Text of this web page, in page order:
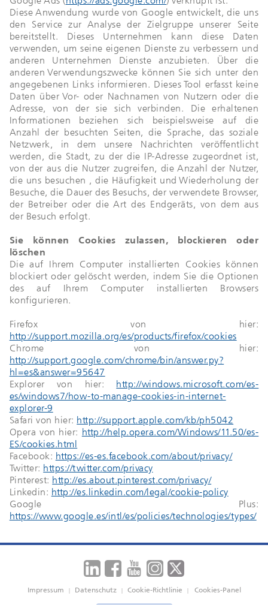
Diese Anwendung wurde von Google entwickelt, die uns
den Service zur Analyse der Zielgruppe unserer Seite
bereitstellt. Dieses Unternehmen kann diese Daten
verwenden, um seine eigenen Dienste zu verbessern und
anderen Unternehmen Dienste anzubieten. Über die
anderen Verwendungszwecke können Sie sich unter den
angegebenen Links informieren. Dieses Tool erfasst keine
Daten über Vor- oder Nachnamen von Nutzern oder die
Adresse, von der sie sich verbinden. Die erhaltenen
Informationen beziehen sich beispielsweise auf die
Anzahl der besuchten Seiten, die Sprache, das soziale
Netzwerk, in dem unsere Nachrichten veröffentlicht
werden, die Stadt, zu der die IP-Adresse zugeordnet ist,
von der aus die Nutzer zugreifen, die Anzahl der Nutzer,
die uns besuchen , die Häufigkeit und Wiederholung der
Besuche, die Dauer des Besuchs, der verwendete Browser,
der Betreiber oder die Art des Endgeräts, von dem aus
der Besuch erfolgt.
Sie können Cookies zulassen, blockieren oder
löschen
Die auf Ihrem Computer installierten Cookies können
blockiert oder gelöscht werden, indem Sie die Optionen
des auf Ihrem Computer installierten Browsers
konfigurieren.
Firefox von hier:
http://support.mozilla.org/es/products/firefox/cookies
Chrome von hier:
http://support.google.com/chrome/bin/answer.py?
hl=es&answer=95647
Explorer von hier: http://windows.microsoft.com/es-
es/windows7/how-to-manage-cookies-in-internet-
explorer-9
Safari von hier: http://support.apple.com/kb/ph5042
Opera von hier: http://help.opera.com/Windows/11.50/es-
ES/cookies.html
Facebook: https://es-es.facebook.com/about/privacy/
Twitter: https://twitter.com/privacy
Pinterest: http://es.about.pinterest.com/privacy/
Linkedin: http://es.linkedin.com/legal/cookie-policy
Google Plus:
https://www.google.es/intl/es/policies/technologies/types/
Impressum | Datenschutz| Cookie-Richtlinie | Cookies-Panel